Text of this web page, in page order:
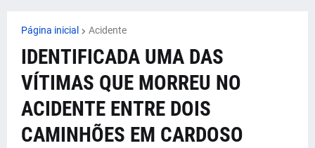
Página inicial Acidente
IDENTIFICADA UMA DAS
VÍTIMAS QUE MORREU NO
ACIDENTE ENTRE DOIS
CAMINHÕES EM CARDOSO